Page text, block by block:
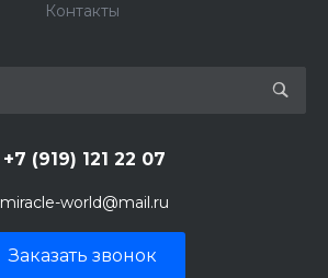
Контакты
+7 (919) 121 22 07
miracle-world@mail.ru
Заказать звонок